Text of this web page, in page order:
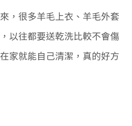
，很多羊毛上衣、羊毛外套
以往都要送乾洗比較不會傷
家就能自己清潔，真的好方